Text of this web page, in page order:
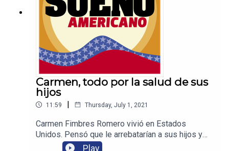
Carmen, todo por la salud de sus
hijos
11:59 | Thursday, July 1, 2021
Carmen Fimbres Romero vivió en Estados
Unidos. Pensó que le arrebatarían a sus hijos y
volvió a México. Los dos jóvenes tienen
Play